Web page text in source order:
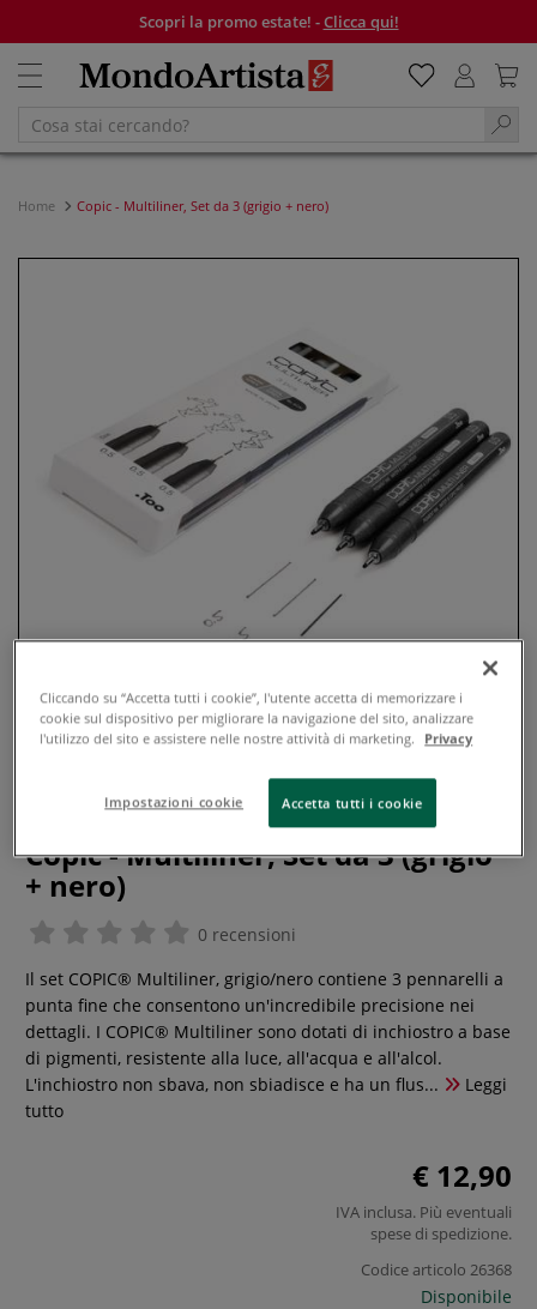
Scopri la promo estate! -Clicca qui!
Home Copic - Multiliner, Set da 3 (grigio + nero)
Copic - Multiliner, Set da 3 (grigio
+ nero)
0 recensioni
Il set COPIC® Multiliner, grigio/nero contiene 3 pennarelli a
punta fine che consentono un'incredibile precisione nei
dettagli. I COPIC® Multiliner sono dotati di inchiostro a base
di pigmenti, resistente alla luce, all'acqua e all'alcol.
L'inchiostro non sbava, non sbiadisce e ha un flus...
Leggi
tutto
€ 12,90
IVA inclusa. Più eventuali
spese di spedizione.
Codice articolo 26368
Disponibile
Cliccando su “Accetta tutti i cookie”, l'utente accetta di memorizzare i
cookie sul dispositivo per migliorare la navigazione del sito, analizzare
l'utilizzo del sito e assistere nelle nostre attività di marketing.
Privacy
Impostazioni cookie Accetta tutti i cookie